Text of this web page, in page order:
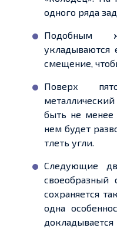
одного ряда
Подобным
укладываются
смещение,
Поверх
быть не
нем будет
тлеть угли.
Следующие
своеобразный
сохраняется
одна